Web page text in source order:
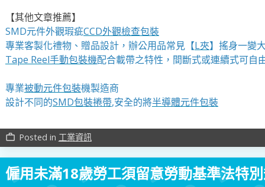
【其他文章推薦】
SMD元件外觀瑕疵CCD外觀檢查包裝
專業客製化禮物、贈品設計，辦公用品常見【L夾】搖身一變
Tape Reel手動包裝機配合載帶之特性，間斷式或連續式可自
專業被動元件包裝機製造商
設計不同的SMD包裝捲帶,安全的將半導體元件包裝
work_outline Posted in 工業資訊
僱用未滿18歲勞工須留意勞動基準法特